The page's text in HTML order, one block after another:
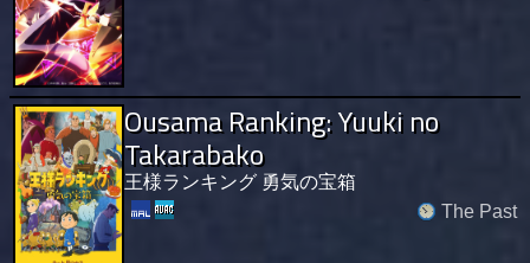
Ousama Ranking: Yuuki no
Takarabako
王様ランキング 勇気の宝箱
The Past